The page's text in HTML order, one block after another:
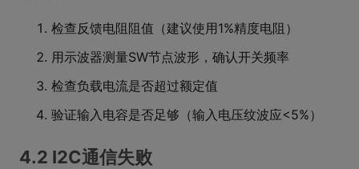
检查反馈电阻阻值（建议使用1%精度电阻）
用示波器测量SW节点波形，确认开关频率
检查负载电流是否超过额定值
验证输入电容是否足够（输入电压纹波应<5%）
4.2 I2C通信失败